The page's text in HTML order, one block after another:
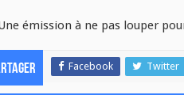
émission à ne pas louper
Facebook Twitter